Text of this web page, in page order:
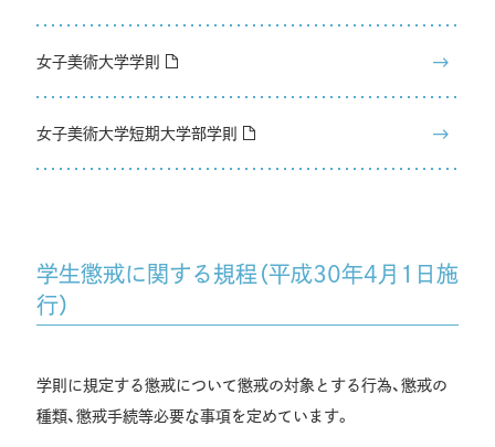
女子美術大学学則
女子美術大学短期大学部学則
学生懲戒に関する規程（平成30年4月1日施
行）
学則に規定する懲戒について懲戒の対象とする行為、懲戒の
種類、懲戒手続等必要な事項を定めています。